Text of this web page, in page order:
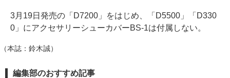
3月19日発売の「D7200」をはじめ、「D5500」「D330
0」にアクセサリーシューカバーBS-1は付属しない。
（本誌：鈴木誠）
編集部のおすすめ記事